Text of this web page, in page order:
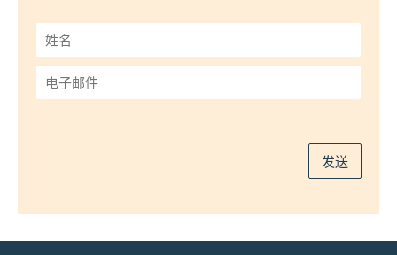
姓
名
*
子
发送